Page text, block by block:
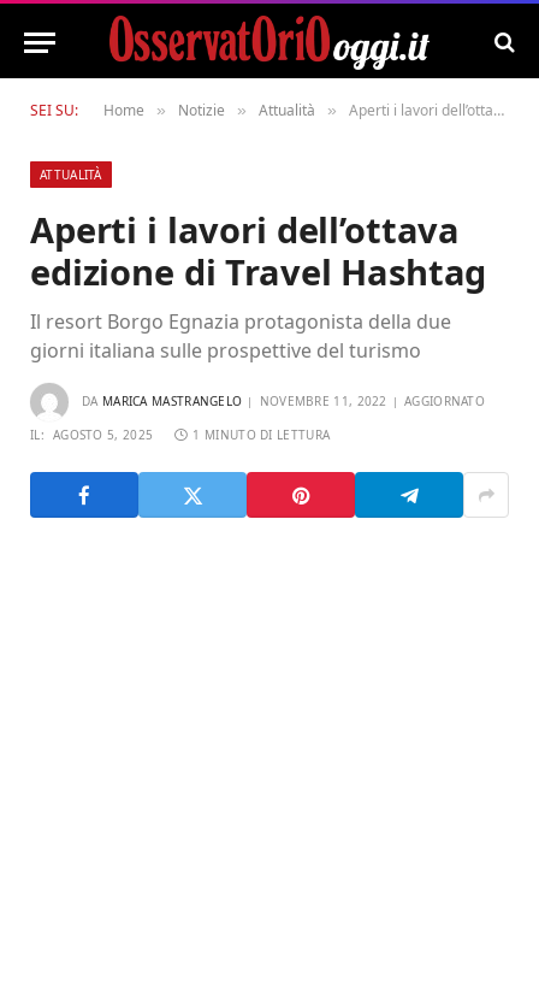
SEI SU: Home » Notizie » Attualità » Aperti i lavori dell’ottava edizione di Travel Hashtag
ATTUALITÀ
Aperti i lavori dell’ottava
edizione di Travel Hashtag
Il resort Borgo Egnazia protagonista della due
giorni italiana sulle prospettive del turismo
DA MARICA MASTRANGELO NOVEMBRE 11, 2022 AGGIORNATO
IL: AGOSTO 5, 2025 1 MINUTO DI LETTURA